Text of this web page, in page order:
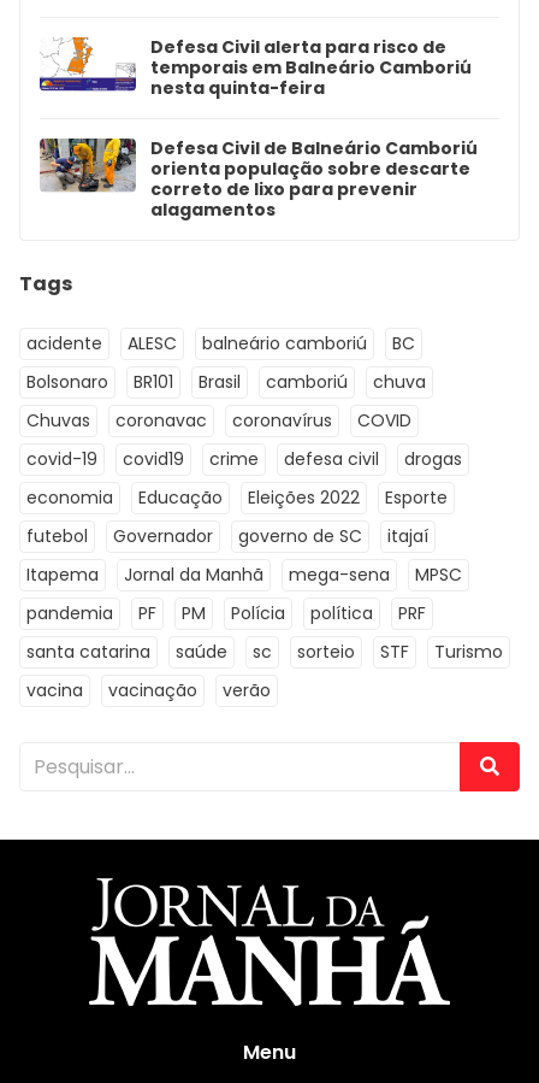
Defesa Civil alerta para risco de
temporais em Balneário Camboriú
nesta quinta-feira
Defesa Civil de Balneário Camboriú
orienta população sobre descarte
correto de lixo para prevenir
alagamentos
Tags
acidente ALESC balneário camboriú
BC
Bolsonaro
BR101 Brasil camboriú
chuva
Chuvas
coronavac coronavírus
COVID
covid-19
covid19 crime defesa civil
drogas
economia
Educação Eleições 2022
Esporte
futebol
Governador governo de SC
itajaí
Itapema
Jornal da Manhã mega-sena
MPSC
pandemia
PF PM Polícia política
PRF
santa catarina
saúde sc sorteio STF
Turismo
vacina
vacinação verão
Menu